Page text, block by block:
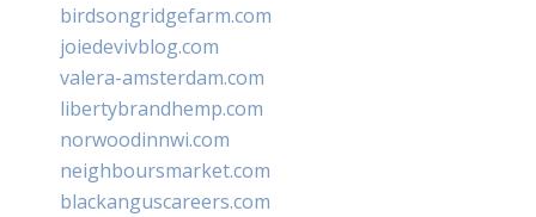
birdsongridgefarm.com
joiedevivblog.com
valera-amsterdam.com
libertybrandhemp.com
norwoodinnwi.com
neighboursmarket.com
blackanguscareers.com